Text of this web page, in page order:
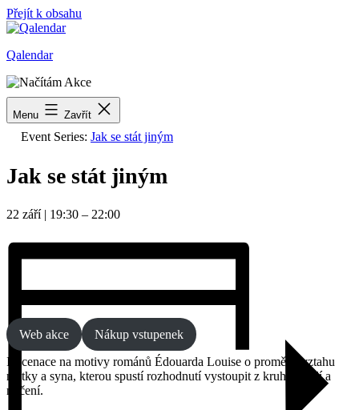
Přejít k obsahu
Qalendar
Menu Zavřít
« Všechny Akce
Event Series: Jak se stát jiným
Jak se stát jiným
22 září 19:30 – 22:00
Web akce
Nákup vstupenek
Inscenace na motivy románů Édouarda Louise o proměně vztahu
matky a syna, kterou spustí rozhodnutí vystoupit z kruhu násilí a
mlčení.